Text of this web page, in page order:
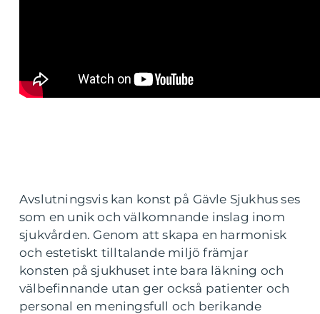
Avslutningsvis kan konst på Gävle Sjukhus ses
som en unik och välkomnande inslag inom
sjukvården. Genom att skapa en harmonisk
och estetiskt tilltalande miljö främjar
konsten på sjukhuset inte bara läkning och
välbefinnande utan ger också patienter och
personal en meningsfull och berikande